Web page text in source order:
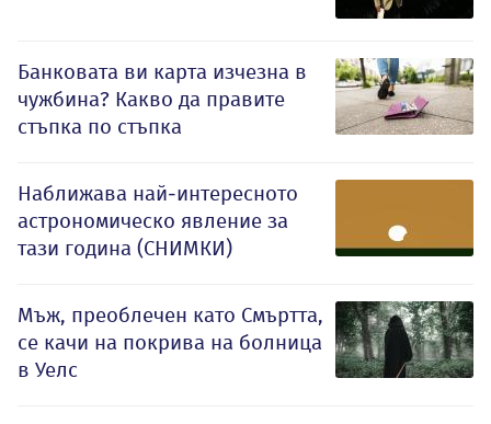
Банковата ви карта изчезна в
чужбина? Какво да правите
стъпка по стъпка
Наближава най-интересното
астрономическо явление за
тази година (СНИМКИ)
Мъж, преоблечен като Смъртта,
се качи на покрива на болница
в Уелс